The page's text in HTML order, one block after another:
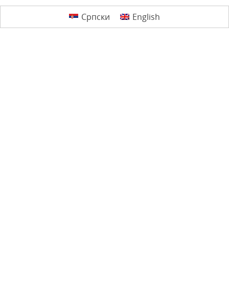
Српски English